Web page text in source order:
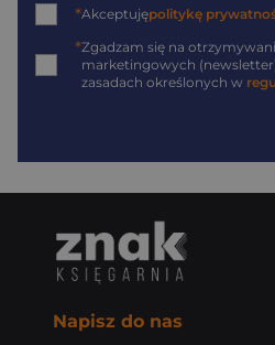
*Akceptujępolitykę
*Zgadzam się na
marketingowych
zasadach określonych w
Napisz do nas